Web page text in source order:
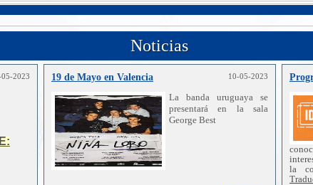
Noticias
05-2023 19 de Mayo en Valencia 10-05-2023
La banda uruguaya se
presentará en la sala
George Best
la